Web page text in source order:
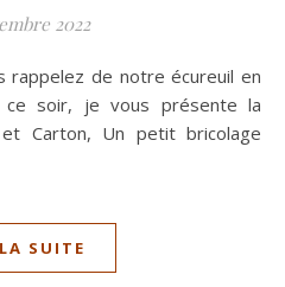
2022
ce soir, je vous présente la
Carton, Un petit bricolage
SUITE